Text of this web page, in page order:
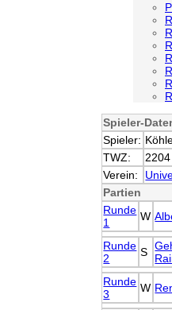
Spieler-
Spieler:
TWZ:
2204
Verein:
Partien
Runde
1
W
Runde
2
S
Runde
3
W